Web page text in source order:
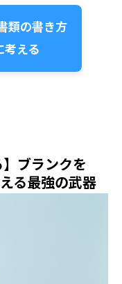
類の書き方
考える
】ブランクを
る最強の武器